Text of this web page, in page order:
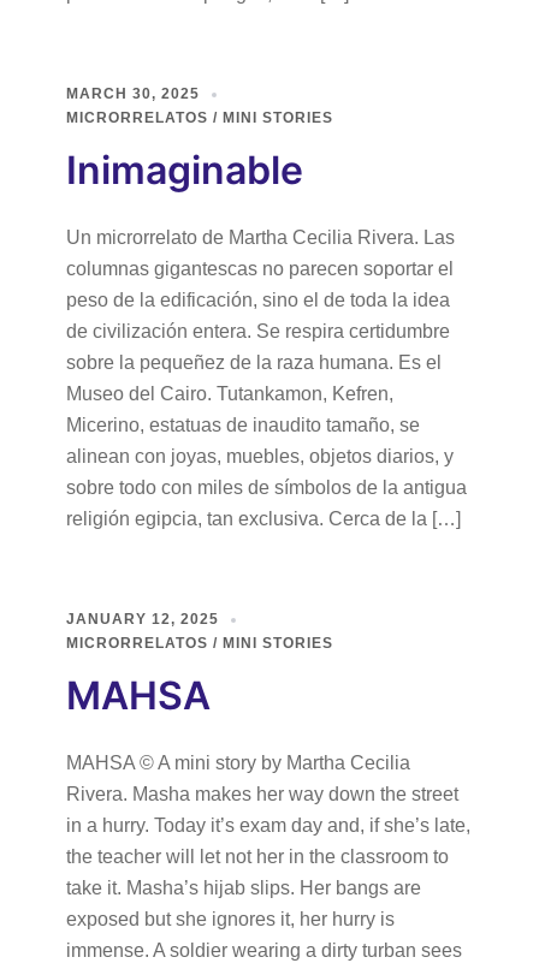
MARCH 30, 2025
MICRORRELATOS / MINI STORIES
Inimaginable
Un microrrelato de Martha Cecilia Rivera. Las
columnas gigantescas no parecen soportar el
peso de la edificación, sino el de toda la idea
de civilización entera. Se respira certidumbre
sobre la pequeñez de la raza humana. Es el
Museo del Cairo. Tutankamon, Kefren,
Micerino, estatuas de inaudito tamaño, se
alinean con joyas, muebles, objetos diarios, y
sobre todo con miles de símbolos de la antigua
religión egipcia, tan exclusiva. Cerca de la […]
JANUARY 12, 2025
MICRORRELATOS / MINI STORIES
MAHSA
MAHSA © A mini story by Martha Cecilia
Rivera. Masha makes her way down the street
in a hurry. Today it’s exam day and, if she’s late,
the teacher will let not her in the classroom to
take it. Masha’s hijab slips. Her bangs are
exposed but she ignores it, her hurry is
immense. A soldier wearing a dirty turban sees